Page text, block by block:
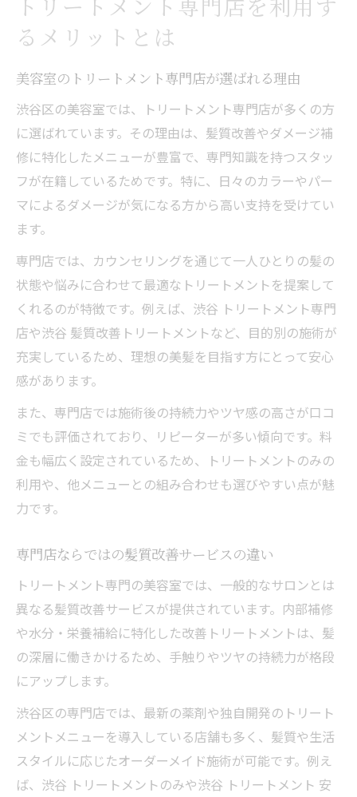
トリートメント専門店を利用す
るメリットとは
美容室のトリートメント専門店が選ばれる理由
渋谷区の美容室では、トリートメント専門店が多くの方
に選ばれています。その理由は、髪質改善やダメージ補
修に特化したメニューが豊富で、専門知識を持つスタッ
フが在籍しているためです。特に、日々のカラーやパー
マによるダメージが気になる方から高い支持を受けてい
ます。
専門店では、カウンセリングを通じて一人ひとりの髪の
状態や悩みに合わせて最適なトリートメントを提案して
くれるのが特徴です。例えば、渋谷 トリートメント専門
店や渋谷 髪質改善トリートメントなど、目的別の施術が
充実しているため、理想の美髪を目指す方にとって安心
感があります。
また、専門店では施術後の持続力やツヤ感の高さが口コ
ミでも評価されており、リピーターが多い傾向です。料
金も幅広く設定されているため、トリートメントのみの
利用や、他メニューとの組み合わせも選びやすい点が魅
力です。
専門店ならではの髪質改善サービスの違い
トリートメント専門の美容室では、一般的なサロンとは
異なる髪質改善サービスが提供されています。内部補修
や水分・栄養補給に特化した改善トリートメントは、髪
の深層に働きかけるため、手触りやツヤの持続力が格段
にアップします。
渋谷区の専門店では、最新の薬剤や独自開発のトリート
メントメニューを導入している店舗も多く、髪質や生活
スタイルに応じたオーダーメイド施術が可能です。例え
ば、渋谷 トリートメントのみや渋谷 トリートメント 安